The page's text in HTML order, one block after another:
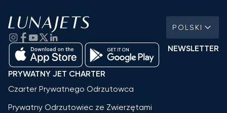
POLSKI
NEWSLETTER
PRYWATNY JET CHARTER
Czarter Prywatnego Odrzutowca
Prywatny Odrzutowiec ze Zwierzętami